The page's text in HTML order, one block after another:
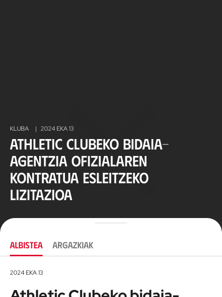
KLUBA | 2024 EKA 13
Athletic Clubeko bidaia-
agentzia ofizialaren
kontratua esleitzeko
lizitazioa
ALBISTEA ARGAZKIAK
2024 EKA 13